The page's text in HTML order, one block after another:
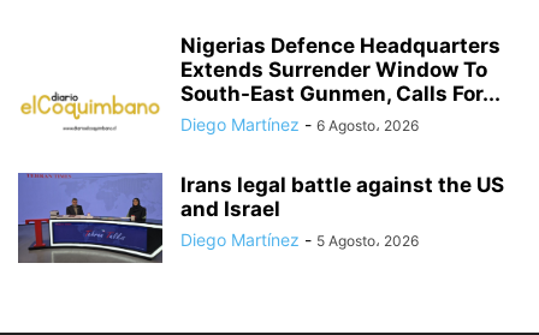
Nigerias Defence Headquarters
Extends Surrender Window To
South-East Gunmen, Calls For...
Diego Martínez - 6 Agosto، 2026
Irans legal battle against the US
and Israel
Diego Martínez - 5 Agosto، 2026